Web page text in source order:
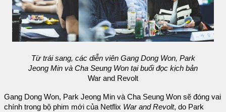
Từ trái sang, các diễn viên Gang Dong Won, Park
Jeong Min và Cha Seung Won tại buổi đọc kịch bản
War and Revolt
Gang Dong Won, Park Jeong Min và Cha Seung Won sẽ đóng vai
chính trong bộ phim mới của Netflix War and Revolt, do Park